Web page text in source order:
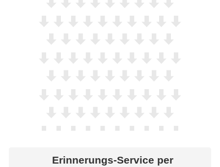
Erinnerungs-Service per